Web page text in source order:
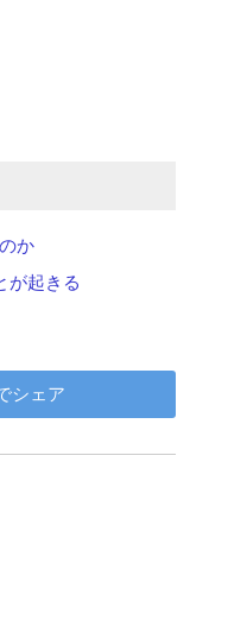
か
が起きる
シェア